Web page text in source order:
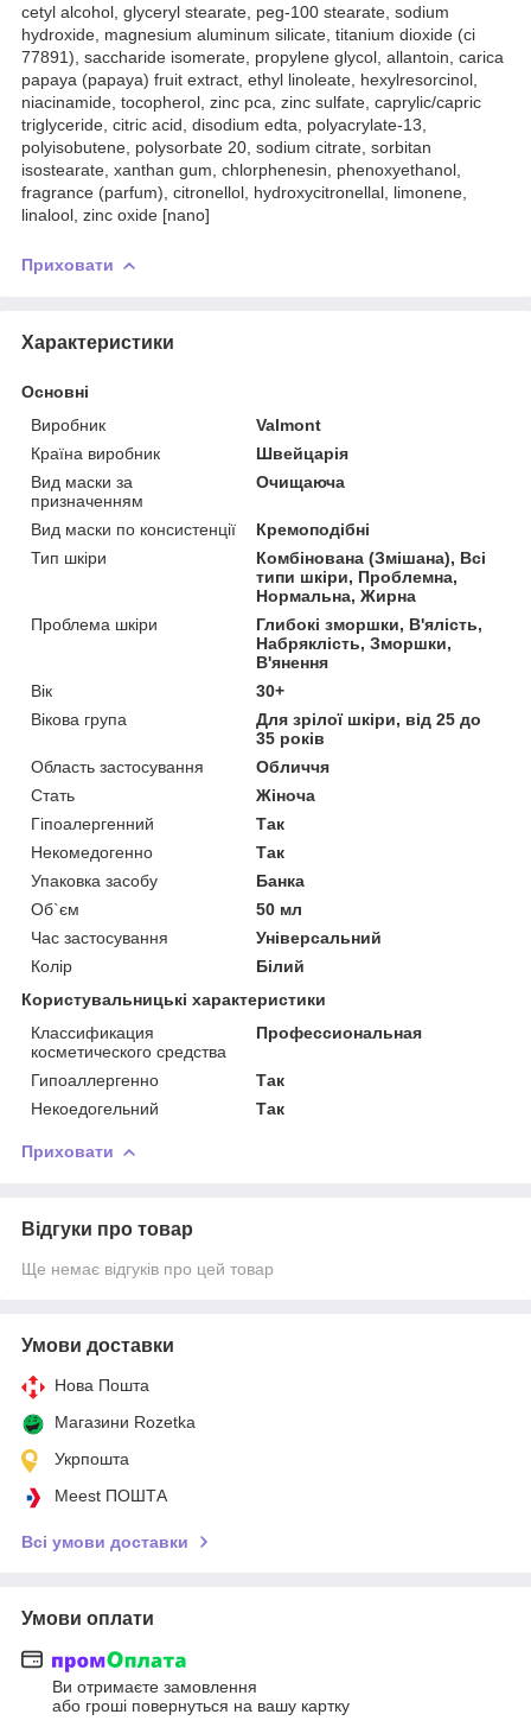
cetyl alcohol, glyceryl stearate, peg-100 stearate, sodium
hydroxide, magnesium aluminum silicate, titanium dioxide (ci
77891), saccharide isomerate, propylene glycol, allantoin, carica
papaya (papaya) fruit extract, ethyl linoleate, hexylresorcinol,
niacinamide, tocopherol, zinc pca, zinc sulfate, caprylic/capric
triglyceride, citric acid, disodium edta, polyacrylate-13,
polyisobutene, polysorbate 20, sodium citrate, sorbitan
isostearate, xanthan gum, chlorphenesin, phenoxyethanol,
fragrance (parfum), citronellol, hydroxycitronellal, limonene,
linalool, zinc oxide [nano]
Приховати
Характеристики
Основні
Виробник
Valmont
Країна виробник
Швейцарія
Вид маски за
призначенням
Очищаюча
Вид маски по консистенції
Кремоподібні
Тип шкіри
Комбінована (Змішана), Всі
типи шкіри, Проблемна,
Нормальна, Жирна
Проблема шкіри
Глибокі зморшки, В'ялість,
Набряклість, Зморшки,
В'янення
Вік
30+
Вікова група
Для зрілої шкіри, від 25 до
35 років
Область застосування
Обличчя
Стать
Жіноча
Гіпоалергенний
Так
Некомедогенно
Так
Упаковка засобу
Банка
Об`єм
50 мл
Час застосування
Універсальний
Колір
Білий
Користувальницькі характеристики
Классификация
косметического средства
Профессиональная
Гипоаллергенно
Так
Некоедогельний
Так
Приховати
Відгуки про товар
Ще немає відгуків про цей товар
Умови доставки
Нова Пошта
Магазини Rozetka
Укрпошта
Meest ПОШТА
Всі умови доставки
Умови оплати
Ви отримаєте замовлення
або гроші повернуться на вашу картку